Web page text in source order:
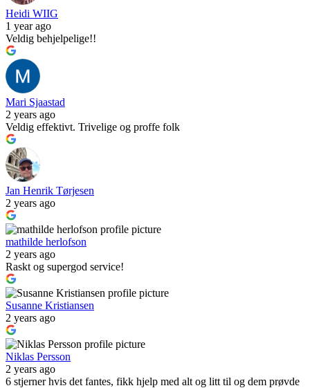
Heidi WIIG
1 year ago
Veldig behjelpelige!!
Mari Sjaastad
2 years ago
Veldig effektivt. Trivelige og proffe folk
Jan Henrik Tørjesen
2 years ago
mathilde herlofson
2 years ago
Raskt og supergod service!
Susanne Kristiansen
2 years ago
Niklas Persson
2 years ago
6 stjerner hvis det fantes, fikk hjelp med alt og litt til og dem prøvde